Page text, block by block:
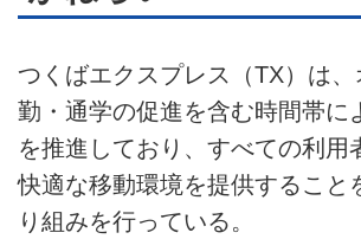
つくばエクスプレス（TX）は
勤・通学の促進を含む時間帯に
を推進しており、すべての利用
快適な移動環境を提供すること
り組みを行っている。